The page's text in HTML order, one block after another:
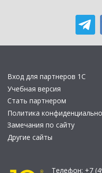
Вход для партнеров 1С
Учебная версия
Стать партнером
Политика
Замечания по сайту
Другие сайты
Телефон: +7